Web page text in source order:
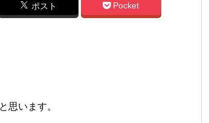
ポスト Pocket
思います。